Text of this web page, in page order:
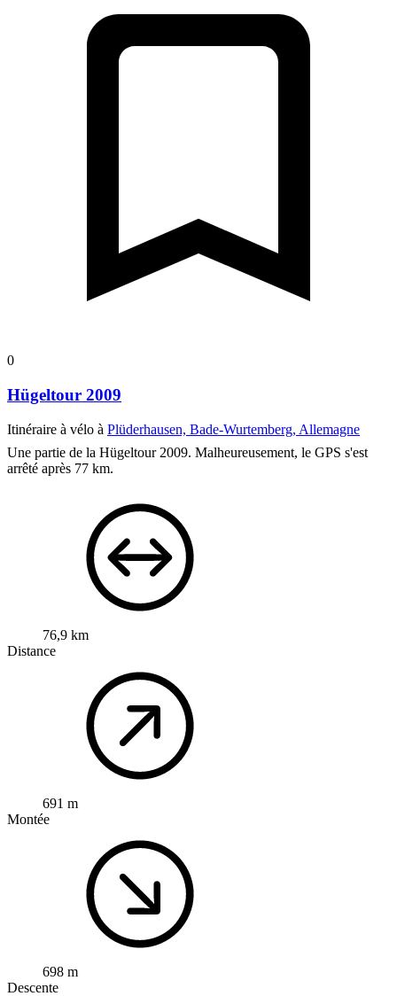
0
Hügeltour 2009
Itinéraire à vélo à Plüderhausen, Bade-Wurtemberg, Allemagne
Une partie de la Hügeltour 2009. Malheureusement, le GPS s'est
arrêté après 77 km.
76,9 km
Distance
691 m
Montée
698 m
Descente